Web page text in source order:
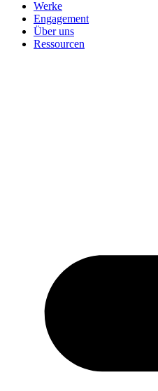
Werke
Engagement
Über uns
Ressourcen